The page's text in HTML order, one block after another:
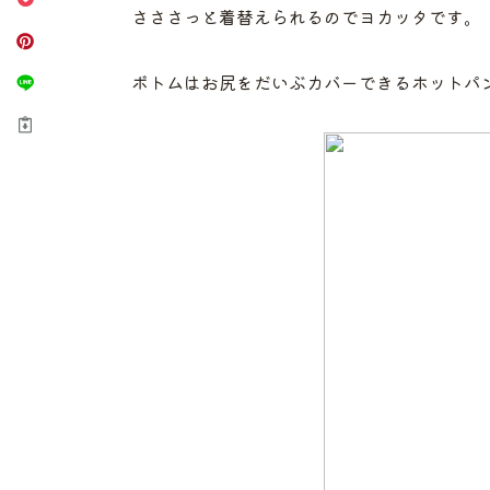
さささっと着替えられるのでヨカッタです。
ボトムはお尻をだいぶカバーできるホットパ